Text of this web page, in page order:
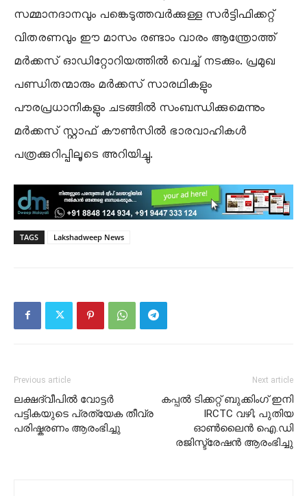
സമ്മാനദാനവും പങ്കെടുത്തവർക്കുള്ള സർട്ടിഫിക്കറ്റ്
വിതരണവും ഈ മാസം രണ്ടാം വാരം ആന്ത്രോത്ത്
മർക്കസ് ഓഡിറ്റോറിയത്തിൽ വെച്ച് നടക്കും. പ്രമുഖ
പണ്ഡിതന്മാരും മർക്കസ് സാരഥികളും
പൗരപ്രധാനികളും ചടങ്ങിൽ സംബന്ധിക്കുമെന്നും
മർക്കസ് സ്റ്റാഫ് കൗൺസിൽ ഭാരവാഹികൾ
പത്രക്കുറിപ്പിലൂടെ അറിയിച്ചു.
TAGS Lakshadweep News
Previous article
ലക്ഷദ്വീപിൽ വോട്ടർ
പട്ടികയുടെ പ്രത്യേക തീവ്ര
പരിഷ്കരണം ആരംഭിച്ചു
Next article
കപ്പൽ ടിക്കറ്റ് ബുക്കിംഗ് ഇനി
IRCTC വഴി; പുതിയ
ഓൺലൈൻ ഐ.ഡി
രജിസ്ട്രേഷൻ ആരംഭിച്ചു